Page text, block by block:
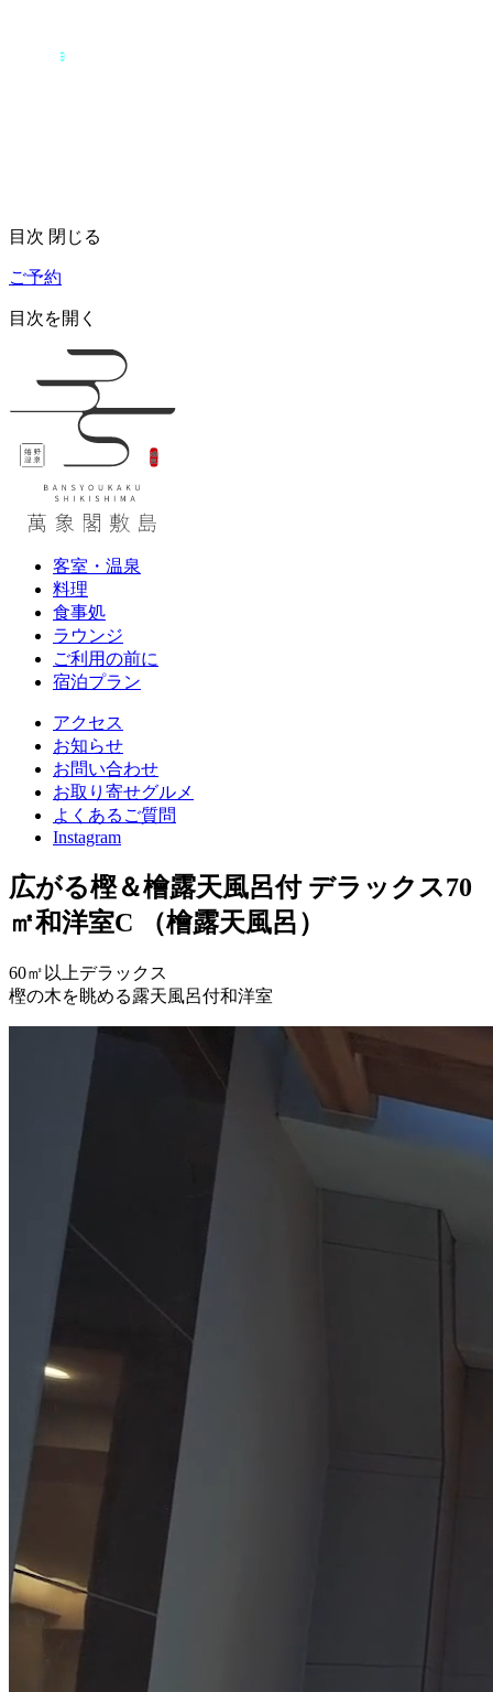
目次 閉じる
ご予約
目次を開く
客室・温泉
料理
食事処
ラウンジ
ご利用の前に
宿泊プラン
アクセス
お知らせ
お問い合わせ
お取り寄せグルメ
よくあるご質問
Instagram
広がる樫＆檜露天風呂付 デラックス70
㎡和洋室C
（檜露天風呂）
60㎡以上デラックス
樫の木を眺める露天風呂付和洋室